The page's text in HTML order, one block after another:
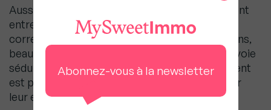
Aussi, au lieu de devoir arbitrer douloureusement
entre leur pouvoir d’achat et un logement qui
correspond à leurs besoins ou à leurs aspirations,
beaucoup de salariés explorent une troisième voie
séduisante : déménager là où le coût du logement
est plus abordable, même si cela signifie quitter
leur entreprise.
Abonnez-vous à la newsletter